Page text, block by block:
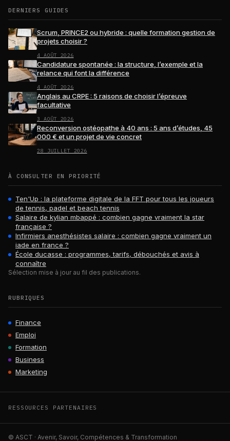
DERNIERS GUIDES
Scrum, PRINCE2 ou hybride : quelle formation gestion de
projets choisir ?
4 AOÛT 2026
Candidature spontanée : la structure, l’exemple et la
relance qui font la différence
4 AOÛT 2026
Anglais au CRPE : 5 raisons de choisir l’épreuve
facultative
3 AOÛT 2026
Reconversion ostéopathe à 40 ans : 5 ans d’études, 45
000 € et un projet de vie concret
28 JUILLET 2026
À CONSULTER EN PRIORITÉ
Ten'Up : la plateforme digitale de la FFT pour tous les joueurs
de tennis, padel et beach tennis
Salaire de kylian mbappé : combien gagne vraiment la star
française ?
Infirmiers anesthésistes salaire : combien gagne vraiment un
iade en france ?
École ducasse : programmes, tarifs, débouchés et avis à
connaître
Sélection mise à jour au fil des publications.
RUBRIQUES
Finance
Emploi
Formation
Business
Marketing
RESSOURCES PARTENAIRES
© ASCT · Avenir, Savoir, Compétences & Transformation